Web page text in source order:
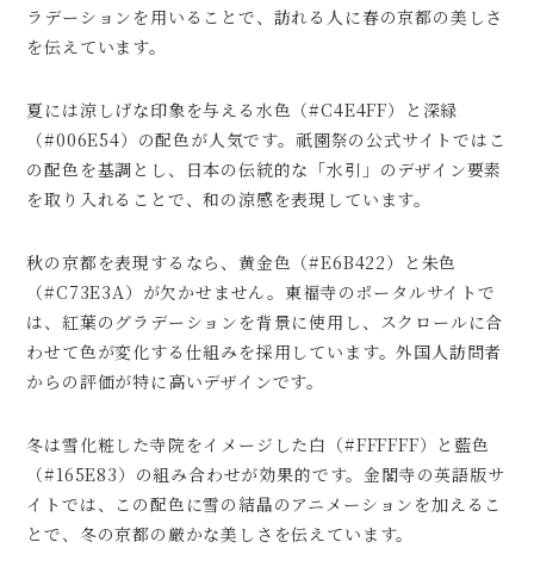
ラデーションを用いることで、訪れる人に春の京都の美しさ
を伝えています。
夏には涼しげな印象を与える水色（#C4E4FF）と深緑
（#006E54）の配色が人気です。祇園祭の公式サイトではこ
の配色を基調とし、日本の伝統的な「水引」のデザイン要素
を取り入れることで、和の涼感を表現しています。
秋の京都を表現するなら、黄金色（#E6B422）と朱色
（#C73E3A）が欠かせません。東福寺のポータルサイトで
は、紅葉のグラデーションを背景に使用し、スクロールに合
わせて色が変化する仕組みを採用しています。外国人訪問者
からの評価が特に高いデザインです。
冬は雪化粧した寺院をイメージした白（#FFFFFF）と藍色
（#165E83）の組み合わせが効果的です。金閣寺の英語版サ
イトでは、この配色に雪の結晶のアニメーションを加えるこ
とで、冬の京都の厳かな美しさを伝えています。